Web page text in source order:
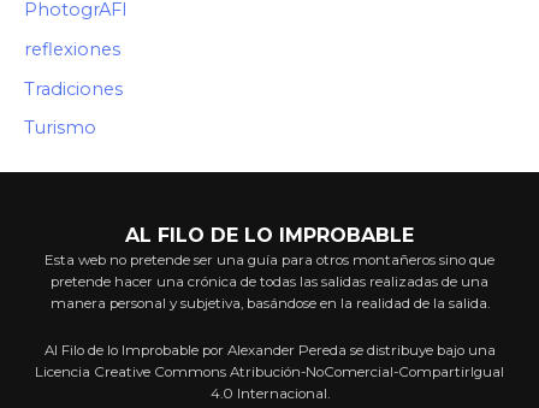
PhotogrAFI
reflexiones
Tradiciones
Turismo
AL FILO DE LO IMPROBABLE
Esta web no pretende ser una guía para otros montañeros sino que
pretende hacer una crónica de todas las salidas realizadas de una
manera personal y subjetiva, basándose en la realidad de la salida.
Al Filo de lo Improbable por Alexander Pereda se distribuye bajo una
Licencia Creative Commons Atribución-NoComercial-CompartirIgual
4.0 Internacional.